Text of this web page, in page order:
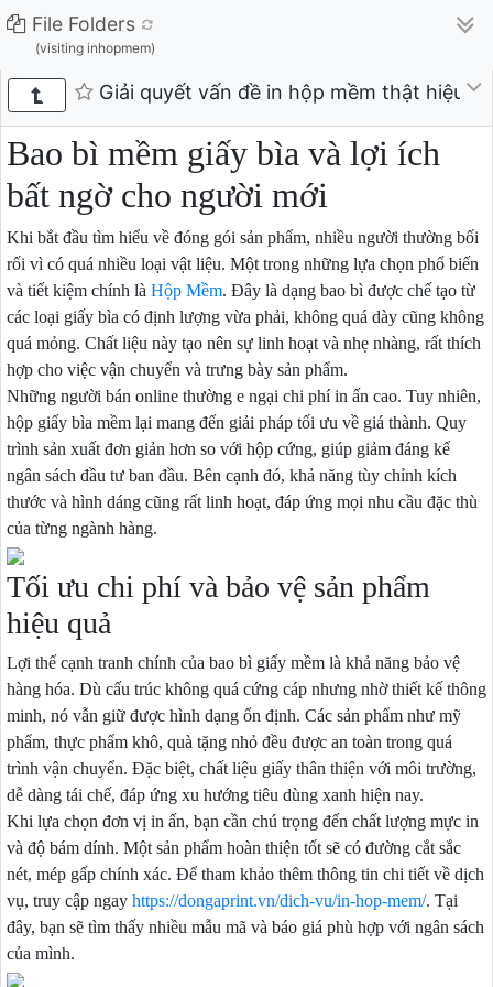
File Folders
(visiting inhopmem)
Giải quyết vấn đề in hộp mềm thật hiệu
Bao bì mềm giấy bìa và lợi ích
bất ngờ cho người mới
Khi bắt đầu tìm hiểu về đóng gói sản phẩm, nhiều người thường bối
rối vì có quá nhiều loại vật liệu. Một trong những lựa chọn phổ biến
và tiết kiệm chính là Hộp Mềm. Đây là dạng bao bì được chế tạo từ
các loại giấy bìa có định lượng vừa phải, không quá dày cũng không
quá mỏng. Chất liệu này tạo nên sự linh hoạt và nhẹ nhàng, rất thích
hợp cho việc vận chuyển và trưng bày sản phẩm.
Những người bán online thường e ngại chi phí in ấn cao. Tuy nhiên,
hộp giấy bìa mềm lại mang đến giải pháp tối ưu về giá thành. Quy
trình sản xuất đơn giản hơn so với hộp cứng, giúp giảm đáng kể
ngân sách đầu tư ban đầu. Bên cạnh đó, khả năng tùy chỉnh kích
thước và hình dáng cũng rất linh hoạt, đáp ứng mọi nhu cầu đặc thù
của từng ngành hàng.
Tối ưu chi phí và bảo vệ sản phẩm
hiệu quả
Lợi thế cạnh tranh chính của bao bì giấy mềm là khả năng bảo vệ
hàng hóa. Dù cấu trúc không quá cứng cáp nhưng nhờ thiết kế thông
minh, nó vẫn giữ được hình dạng ổn định. Các sản phẩm như mỹ
phẩm, thực phẩm khô, quà tặng nhỏ đều được an toàn trong quá
trình vận chuyển. Đặc biệt, chất liệu giấy thân thiện với môi trường,
dễ dàng tái chế, đáp ứng xu hướng tiêu dùng xanh hiện nay.
Khi lựa chọn đơn vị in ấn, bạn cần chú trọng đến chất lượng mực in
và độ bám dính. Một sản phẩm hoàn thiện tốt sẽ có đường cắt sắc
nét, mép gấp chính xác. Để tham khảo thêm thông tin chi tiết về dịch
vụ, truy cập ngay https://dongaprint.vn/dich-vu/in-hop-mem/. Tại
đây, bạn sẽ tìm thấy nhiều mẫu mã và báo giá phù hợp với ngân sách
của mình.